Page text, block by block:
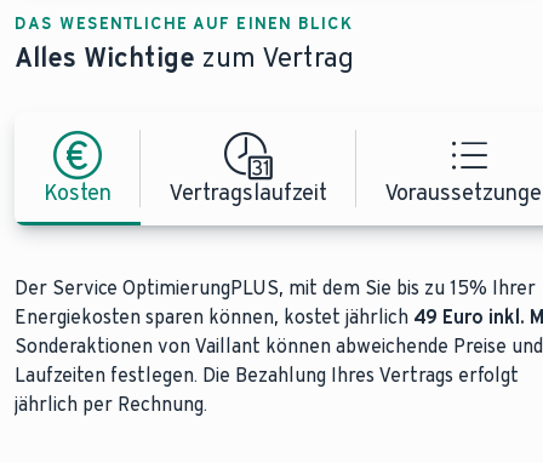
DAS WESENTLICHE AUF EINEN BLICK
Alles Wichtige zum Vertrag
Kosten Vertragslaufzeit
Der Service OptimierungPLUS, mit dem Sie bis zu 15% Ihrer
Energiekosten sparen können, kostet jährlich 49 Euro inkl.
Sonderaktionen von Vaillant können abweichende Preise und
Laufzeiten festlegen. Die Bezahlung Ihres Vertrags erfolgt
jährlich per Rechnung.
12 Monate
dieses Formular
ein Wärmepumpensystem (aroTHERM Split, aroTHERM
plus, aroTHERM plus oder aroTHERM pro)
einen Regler (z. B. sensoCOMFORT)